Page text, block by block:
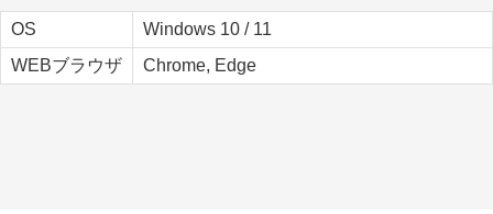
OS
Windows 10 / 11
WEBブラウザ
Chrome, Edge